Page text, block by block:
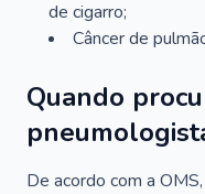
de cigarro;
Câncer de
Quando
De acordo com a